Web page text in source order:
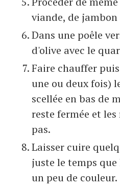
viande, de jambon
Dans une poêle
d'olive avec le
Faire chauffer
une ou deux fois)
scellée en bas de
reste fermée et
pas.
Laisser cuire
juste le temps
un peu de couleur.